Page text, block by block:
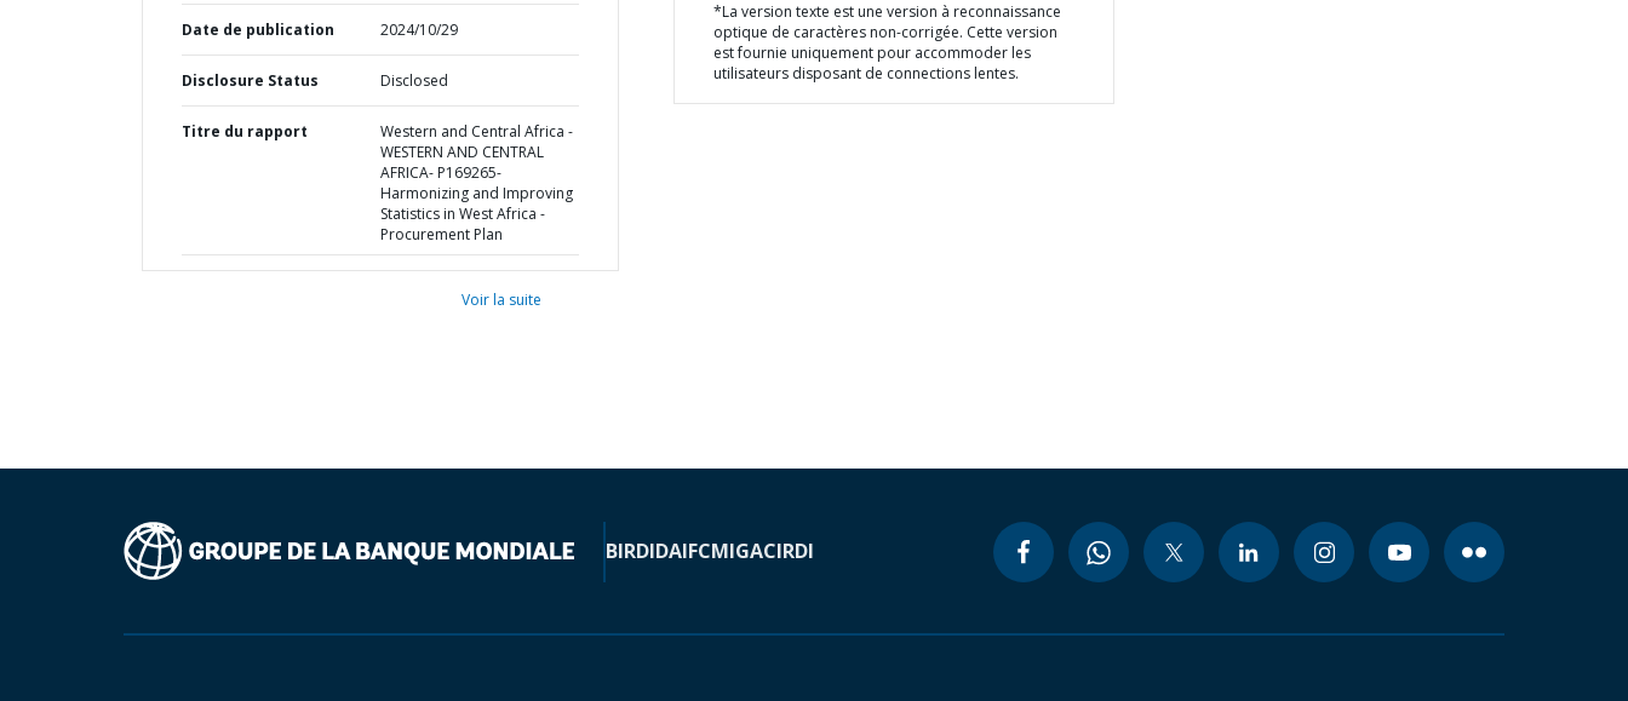
Date de publication 2024/10/29
Disclosure Status Disclosed
Titre du rapport
Western and Central Africa -
WESTERN AND CENTRAL
AFRICA- P169265-
Harmonizing and Improving
Statistics in West Africa -
Procurement Plan
Voir la suite
*La version texte est une version à reconnaissance
optique de caractères non-corrigée. Cette version
est fournie uniquement pour accommoder les
utilisateurs disposant de connections lentes.
BIRDIDAIFCMIGACIRDI